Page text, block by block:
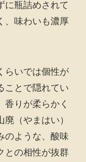
に瓶詰めされて
、味わいも濃厚
らいでは個性が
ことで隠れてい
香りが柔らかく
（やまはい）
のような、酸味
との相性が抜群